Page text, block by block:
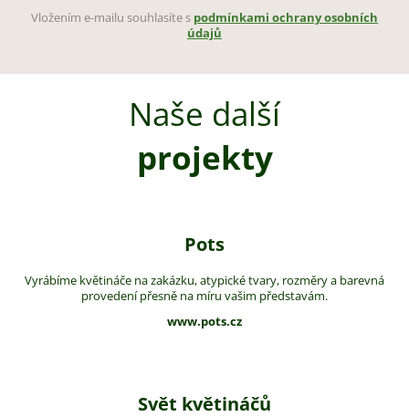
Vložením e-mailu souhlasíte s podmínkami ochrany osobních
údajů
Naše další
projekty
Pots
Vyrábíme květináče na zakázku, atypické tvary, rozměry a barevná
provedení přesně na míru vašim představám.
www.pots.cz
Svět květináčů